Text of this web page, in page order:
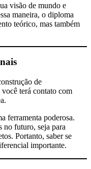
visão de mundo e
maneira, o diploma
teórico, mas também
de
terá contato com
ferramenta poderosa.
no futuro, seja para
Portanto, saber se
importante.